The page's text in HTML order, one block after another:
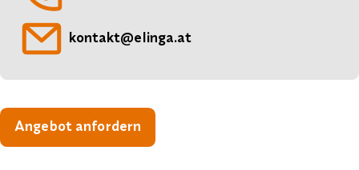
kontakt@elinga.at
Angebot anfordern